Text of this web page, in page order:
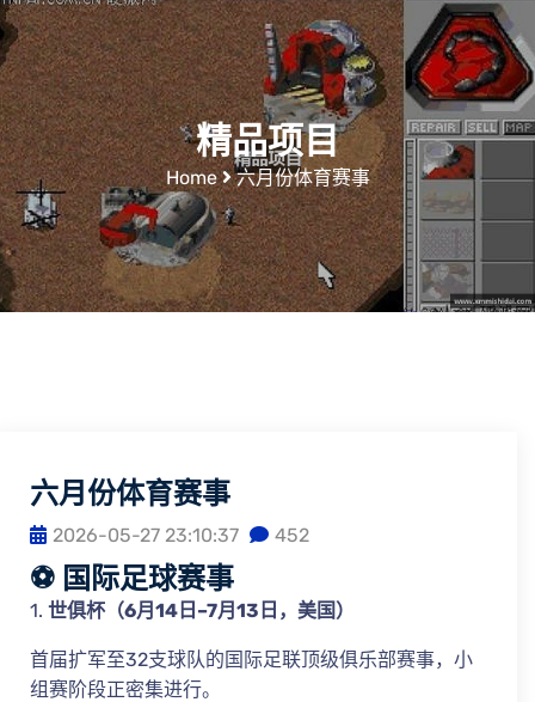
精品项目
Home 六月份体育赛事
六月份体育赛事
2026-05-27 23:10:37 452
⚽ 国际足球赛事
1. 世俱杯（6月14日–7月13日，美国）
首届扩军至32支球队的国际足联顶级俱乐部赛事，小
组赛阶段正密集进行。